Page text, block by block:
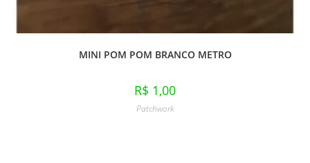
MINI POM POM BRANCO METRO
R$ 1,00
Patchwork